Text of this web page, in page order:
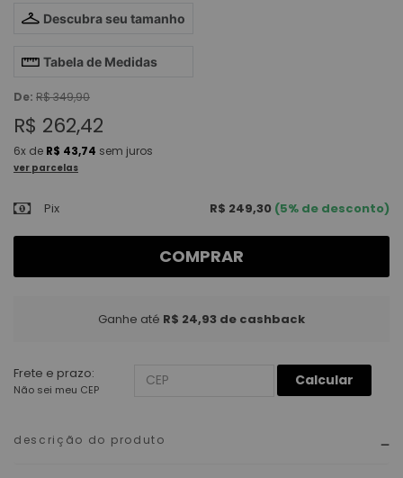
Descubra seu tamanho
Tabela de Medidas
De: R$ 349,90
R$ 262,42
6x de R$ 43,74 sem juros
ver parcelas
Pix R$ 249,30 (5% de desconto)
COMPRAR
Ganhe até R$ 24,93 de cashback
Frete e prazo:
Não sei meu CEP
Calcular
descrição do produto